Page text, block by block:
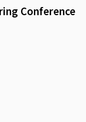
Conference